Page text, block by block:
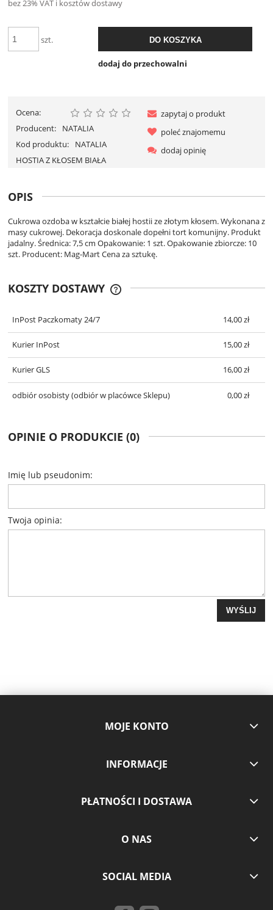
bez 23% VAT i kosztów dostawy
szt. DO KOSZYKA
dodaj do przechowalni
Ocena:
Producent:
NATALIA
Kod produktu:
NATALIA
HOSTIA Z KŁOSEM BIAŁA
zapytaj o produkt
poleć znajomemu
dodaj opinię
OPIS
Cukrowa ozdoba w kształcie białej hostii ze złotym kłosem. Wykonana z
masy cukrowej. Dekoracja doskonale dopełni tort komunijny. Produkt
jadalny. Średnica: 7,5 cm Opakowanie: 1 szt. Opakowanie zbiorcze: 10
szt. Producent: Mag-Mart Cena za sztukę.
KOSZTY DOSTAWY
InPost Paczkomaty 24/7
14,00 zł
Kurier InPost 15,00 zł
Kurier GLS 16,00 zł
odbiór osobisty(odbiór w placówce Sklepu) 0,00 zł
OPINIE O PRODUKCIE (0)
Imię lub pseudonim:
Twoja opinia:
WYŚLIJ
MOJE KONTO
INFORMACJE
PŁATNOŚCI I DOSTAWA
O NAS
SOCIAL MEDIA